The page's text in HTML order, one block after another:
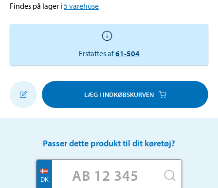
Findes på lager i 5varehuse
Erstattes af61-504
LÆG I INDKØBSKURVEN
Passer dette produkt til dit køretøj?
DK